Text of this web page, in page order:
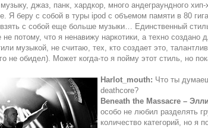
джаз, панк, хардкор, много андеграундного
Я беру с собой в туры ipod c объемом памяти в 80
взять с собой еще больше музыки… Единственный
потому, что я ненавижу наркотики, а техно создано
музыкой, не считаю, тех, кто создает это,
не обидел). Может когда-то я пойму этот стиль, но
Harlot_mouth: Что ты
deathcore?
Beneath the Massacre –
особо не любил разделять
количество категорий, но я